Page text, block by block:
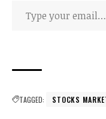
TAGGED: STOCKS